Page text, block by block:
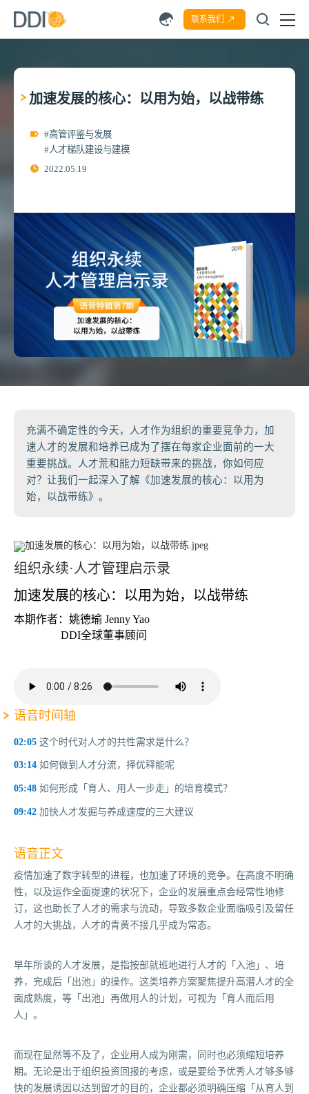
联系我们
加速发展的核心：以用为始，以战带练
#高管评鉴与发展
#人才梯队建设与建模
2022.05.19
充满不确定性的今天，人才作为组织的重要竞争力，加
速人才的发展和培养已成为了摆在每家企业面前的一大
重要挑战。人才荒和能力短缺带来的挑战，你如何应
对？让我们一起深入了解《加速发展的核心：以用为
始，以战带练》。
组织永续·人才管理启示录
加速发展的核心：以用为始，以战带练
本期作者：姚德瑜 Jenny Yao
DDI全球董事顾问
语音时间轴
02:05 这个时代对人才的共性需求是什么？
03:14 如何做到人才分流，择优释能呢
05:48 如何形成「育人、用人一步走」的培育模式？
09:42 加快人才发掘与养成速度的三大建议
语音正文
疫情加速了数字转型的进程，也加速了环境的竞争。在高度不明确
性，以及运作全面提速的状况下，企业的发展重点会经常性地修
订，这也助长了人才的需求与流动，导致多数企业面临吸引及留任
人才的大挑战，人才的青黄不接几乎成为常态。
早年所谈的人才发展，是指按部就班地进行人才的「入池」、培
养，完成后「出池」的操作。这类培养方案聚焦提升高潜人才的全
面成熟度，等「出池」再做用人的计划，可视为「育人而后用
人」。
而现在显然等不及了，企业用人成为刚需，同时也必须缩短培养
期。无论是出于组织投资回报的考虑，或是要给予优秀人才够多够
快的发展诱因以达到留才的目的，企业都必须明确压缩「从育人到